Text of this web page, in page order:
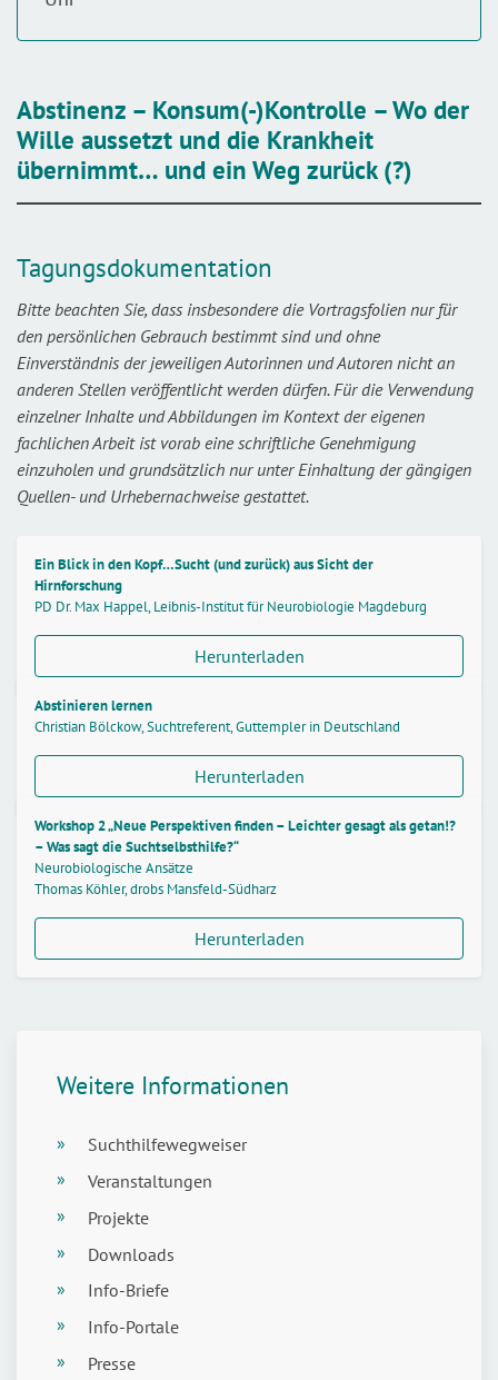
Abstinenz – Konsum(-)Kontrolle – Wo der
Wille aussetzt und die Krankheit
übernimmt… und ein Weg zurück (?)
Tagungsdokumentation
Bitte beachten Sie, dass insbesondere die Vortragsfolien nur für
den persönlichen Gebrauch bestimmt sind und ohne
Einverständnis der jeweiligen Autorinnen und Autoren nicht an
anderen Stellen veröffentlicht werden dürfen. Für die Verwendung
einzelner Inhalte und Abbildungen im Kontext der eigenen
fachlichen Arbeit ist vorab eine schriftliche Genehmigung
einzuholen und grundsätzlich nur unter Einhaltung der gängigen
Quellen- und Urhebernachweise gestattet.
Ein Blick in den Kopf…Sucht (und zurück) aus Sicht der
Hirnforschung
PD Dr. Max Happel, Leibnis-Institut für Neurobiologie Magdeburg
Herunterladen
Abstinieren lernen
Christian Bölckow, Suchtreferent, Guttempler in Deutschland
Herunterladen
Workshop 2 „Neue Perspektiven finden – Leichter gesagt als getan!?
– Was sagt die Suchtselbsthilfe?“
Neurobiologische Ansätze
Thomas Köhler, drobs Mansfeld-Südharz
Herunterladen
Weitere Informationen
Suchthilfewegweiser
Veranstaltungen
Projekte
Downloads
Info-Briefe
Info-Portale
Presse